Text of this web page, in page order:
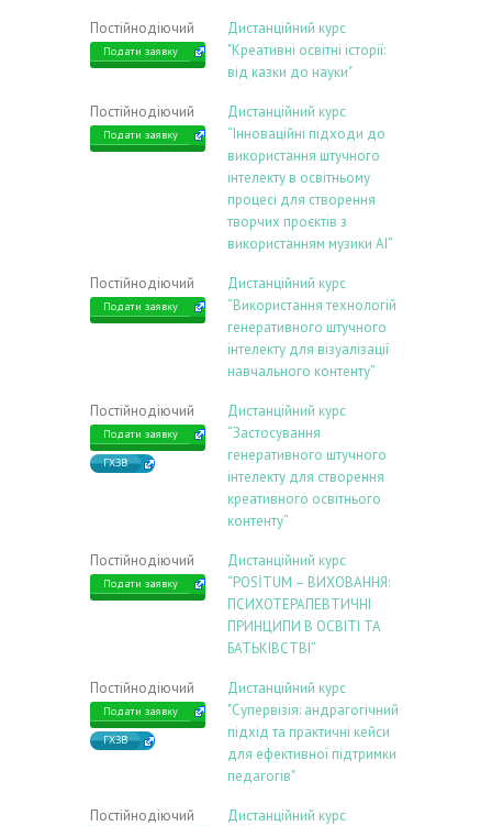
Постійнодіючий
Подати заявку
Дистанційний курс
"Креативні освітні історії:
від казки до науки"
Постійнодіючий
Подати заявку
Дистанційний курс
“Інноваційні підходи до
використання штучного
інтелекту в освітньому
процесі для створення
творчих проєктів з
використанням музики АІ”
Постійнодіючий
Подати заявку
Дистанційний курс
“Використання технологій
генеративного штучного
інтелекту для візуалізації
навчального контенту”
Постійнодіючий
Подати заявку
ГХЗВ
Дистанційний курс
“Застосування
генеративного штучного
інтелекту для створення
креативного освітнього
контенту”
Постійнодіючий
Подати заявку
Дистанційний курс
“POSİTUM – ВИХОВАННЯ:
ПСИХОТЕРАПЕВТИЧНІ
ПРИНЦИПИ В ОСВІТІ ТА
БАТЬКІВСТВІ”
Постійнодіючий
Подати заявку
ГХЗВ
Дистанційний курс
"Супервізія: андрагогічний
підхід та практичні кейси
для ефективної підтримки
педагогів"
Постійнодіючий
Дистанційний курс